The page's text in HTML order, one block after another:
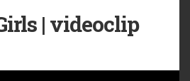
| videoclip